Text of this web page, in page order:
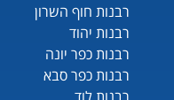
רבנות חוף השרון
רבנות יהוד
רבנות כפר יונה
רבנות כפר סבא